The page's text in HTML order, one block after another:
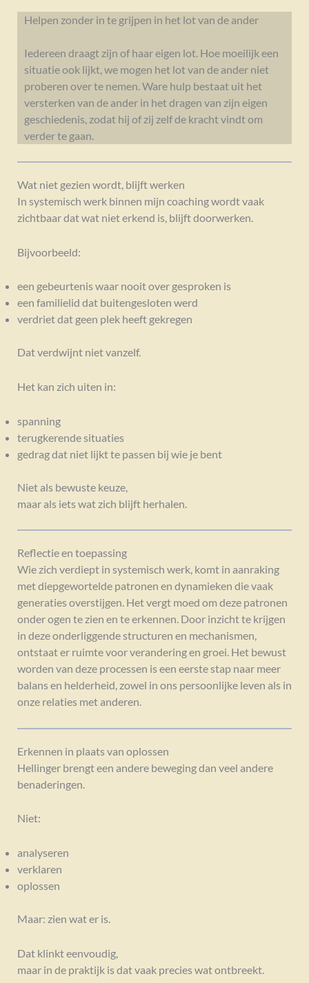
Helpen zonder in te grijpen in het lot van de ander
Iedereen draagt zijn of haar eigen lot. Hoe moeilijk een
situatie ook lijkt, we mogen het lot van de ander niet
proberen over te nemen. Ware hulp bestaat uit het
versterken van de ander in het dragen van zijn eigen
geschiedenis, zodat hij of zij zelf de kracht vindt om
verder te gaan.
Wat niet gezien wordt, blijft werken
In systemisch werk binnen mijn coaching wordt vaak
zichtbaar dat wat niet erkend is, blijft doorwerken.
Bijvoorbeeld:
een gebeurtenis waar nooit over gesproken is
een familielid dat buitengesloten werd
verdriet dat geen plek heeft gekregen
Dat verdwijnt niet vanzelf.
Het kan zich uiten in:
spanning
terugkerende situaties
gedrag dat niet lijkt te passen bij wie je bent
Niet als bewuste keuze,
maar als iets wat zich blijft herhalen.
Reflectie en toepassing
Wie zich verdiept in systemisch werk, komt in aanraking
met diepgewortelde patronen en dynamieken die vaak
generaties overstijgen. Het vergt moed om deze patronen
onder ogen te zien en te erkennen. Door inzicht te krijgen
in deze onderliggende structuren en mechanismen,
ontstaat er ruimte voor verandering en groei. Het bewust
worden van deze processen is een eerste stap naar meer
balans en helderheid, zowel in ons persoonlijke leven als in
onze relaties met anderen.
Erkennen in plaats van oplossen
Hellinger brengt een andere beweging dan veel andere
benaderingen.
Niet:
analyseren
verklaren
oplossen
Maar: zien wat er is.
Dat klinkt eenvoudig,
maar in de praktijk is dat vaak precies wat ontbreekt.